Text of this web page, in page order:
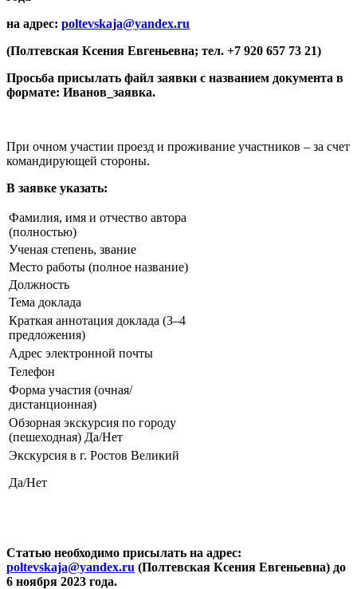
на адрес: poltevskaja@yandex.ru
(Полтевская Ксения Евгеньевна; тел. +7 920 657 73 21)
Просьба присылать файл заявки с названием документа в
формате: Иванов_заявка.
При очном участии проезд и проживание участников – за счет
командирующей стороны.
В заявке указать:
Фамилия, имя и отчество автора
(полностью)
Ученая степень, звание
Место работы (полное название)
Должность
Тема доклада
Краткая аннотация доклада (3–4
предложения)
Адрес электронной почты
Телефон
Форма участия (очная/
дистанционная)
Обзорная экскурсия по городу
(пешеходная) Да/Нет
Экскурсия в г. Ростов Великий
Да/Нет
Статью необходимо присылать на адрес:
poltevskaja@yandex.ru (Полтевская Ксения Евгеньевна) до
6 ноября 2023 года.